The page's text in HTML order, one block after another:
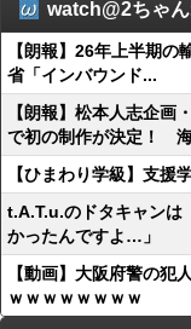
watch@2ちゃ
【朗報】26年上半期
省「インバウンド...
【朗報】松本人志企画
で初の制作が決定！
【ひまわり学級】支援
t.A.T.u.のドタキャンは
かったんですよ…」
【動画】大阪府警の犯
ｗｗｗｗｗｗｗｗ